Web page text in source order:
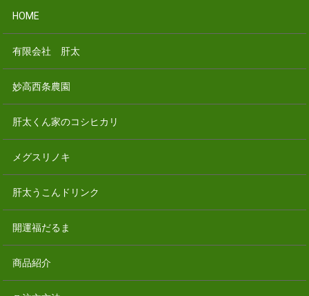
HOME
有限会社 肝太
妙高西条農園
肝太くん家のコシヒカリ
メグスリノキ
肝太うこんドリンク
開運福だるま
商品紹介